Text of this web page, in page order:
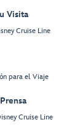
Visita
Cruise Line
para el Viaje
Cruise Line